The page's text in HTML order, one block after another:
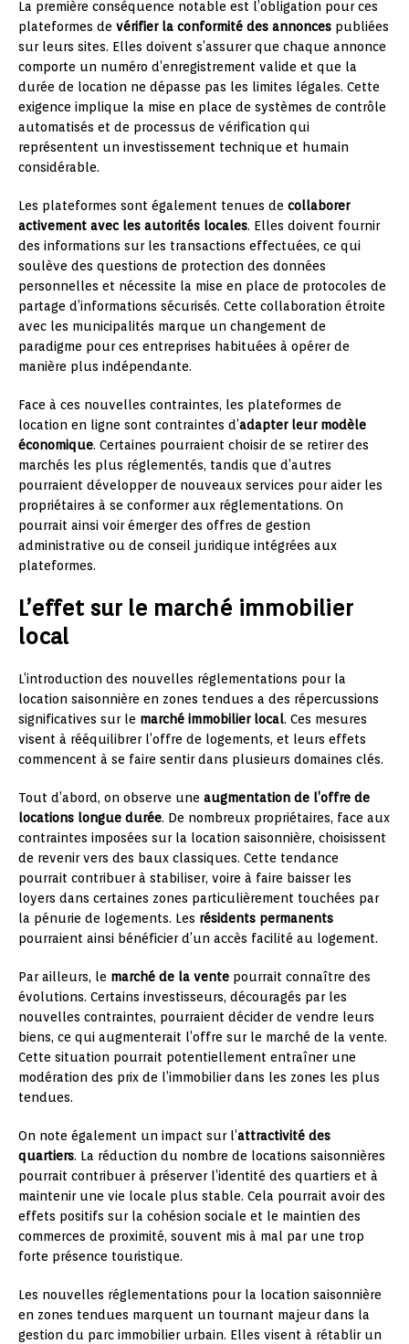
La première conséquence notable est l’obligation pour ces
plateformes de vérifier la conformité des annonces publiées
sur leurs sites. Elles doivent s’assurer que chaque annonce
comporte un numéro d’enregistrement valide et que la
durée de location ne dépasse pas les limites légales. Cette
exigence implique la mise en place de systèmes de contrôle
automatisés et de processus de vérification qui
représentent un investissement technique et humain
considérable.
Les plateformes sont également tenues de collaborer
activement avec les autorités locales. Elles doivent fournir
des informations sur les transactions effectuées, ce qui
soulève des questions de protection des données
personnelles et nécessite la mise en place de protocoles de
partage d’informations sécurisés. Cette collaboration étroite
avec les municipalités marque un changement de
paradigme pour ces entreprises habituées à opérer de
manière plus indépendante.
Face à ces nouvelles contraintes, les plateformes de
location en ligne sont contraintes d’adapter leur modèle
économique. Certaines pourraient choisir de se retirer des
marchés les plus réglementés, tandis que d’autres
pourraient développer de nouveaux services pour aider les
propriétaires à se conformer aux réglementations. On
pourrait ainsi voir émerger des offres de gestion
administrative ou de conseil juridique intégrées aux
plateformes.
L’effet sur le marché immobilier
local
L’introduction des nouvelles réglementations pour la
location saisonnière en zones tendues a des répercussions
significatives sur le marché immobilier local. Ces mesures
visent à rééquilibrer l’offre de logements, et leurs effets
commencent à se faire sentir dans plusieurs domaines clés.
Tout d’abord, on observe une augmentation de l’offre de
locations longue durée. De nombreux propriétaires, face aux
contraintes imposées sur la location saisonnière, choisissent
de revenir vers des baux classiques. Cette tendance
pourrait contribuer à stabiliser, voire à faire baisser les
loyers dans certaines zones particulièrement touchées par
la pénurie de logements. Les résidents permanents
pourraient ainsi bénéficier d’un accès facilité au logement.
Par ailleurs, le marché de la vente pourrait connaître des
évolutions. Certains investisseurs, découragés par les
nouvelles contraintes, pourraient décider de vendre leurs
biens, ce qui augmenterait l’offre sur le marché de la vente.
Cette situation pourrait potentiellement entraîner une
modération des prix de l’immobilier dans les zones les plus
tendues.
On note également un impact sur l’attractivité des
quartiers. La réduction du nombre de locations saisonnières
pourrait contribuer à préserver l’identité des quartiers et à
maintenir une vie locale plus stable. Cela pourrait avoir des
effets positifs sur la cohésion sociale et le maintien des
commerces de proximité, souvent mis à mal par une trop
forte présence touristique.
Les nouvelles réglementations pour la location saisonnière
en zones tendues marquent un tournant majeur dans la
gestion du parc immobilier urbain. Elles visent à rétablir un